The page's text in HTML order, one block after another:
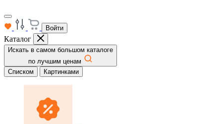
Войти
Каталог
Искать в самом большом каталоге
по лучшим ценам
Списком
Картинками